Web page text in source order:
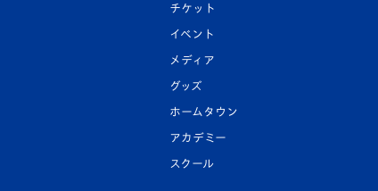
チケット
イベント
メディア
グッズ
ホームタウン
アカデミー
スクール